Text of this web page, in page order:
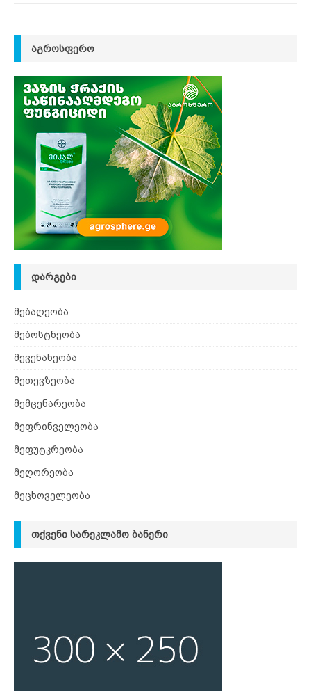
ᲐᲒᲠᲝᲡᲤᲔᲠᲝ
ᲓᲐᲠᲒᲔᲑᲘ
მებაღეობა
მებოსტნეობა
მევენახეობა
მეთევზეობა
მემცენარეობა
მეფრინველეობა
მეფუტკრეობა
მეღორეობა
მეცხოველეობა
ᲗᲥᲕᲔᲜᲘ ᲡᲐᲠᲔᲙᲚᲐᲛᲝ ᲑᲐᲜᲔᲠᲘ